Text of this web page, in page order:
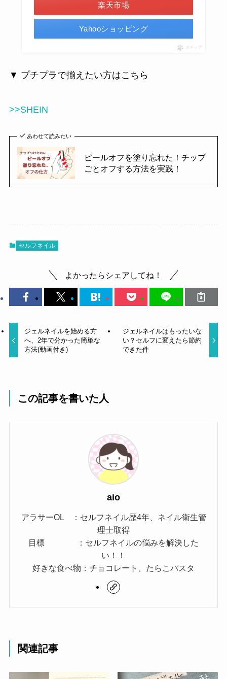
楽天市場
Yahooショッピング
ポチップ
▼ プチプラで揃えたい方はこちら
>>SHEIN
あわせて読みたい
ピールオフを塗り忘れた！チップ
ごとオフする方法を実践！
セルフネイル
よかったらシェアしてね！
ジェルネイルを始める方
へ、2年で分かった簡単な
方法(動画付き)
ジェルネイルはもったいな
い？セルフに変えたら節約
できた件
この記事を書いた人
aio
アラサーOL ：セルフネイル歴4年、ネイル衛生管
理士取得
目標 ：セルフネイルの悩みを解決した
い！！
好きな食べ物：チョコレート、たらこパスタ
関連記事